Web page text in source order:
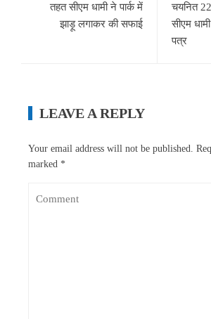
तहत सीएम धामी ने पार्क में
झाड़ू लगाकर की सफाई
चयनित
सीएम
पत्र
LEAVE A REPLY
Your email address will not be published.
marked *